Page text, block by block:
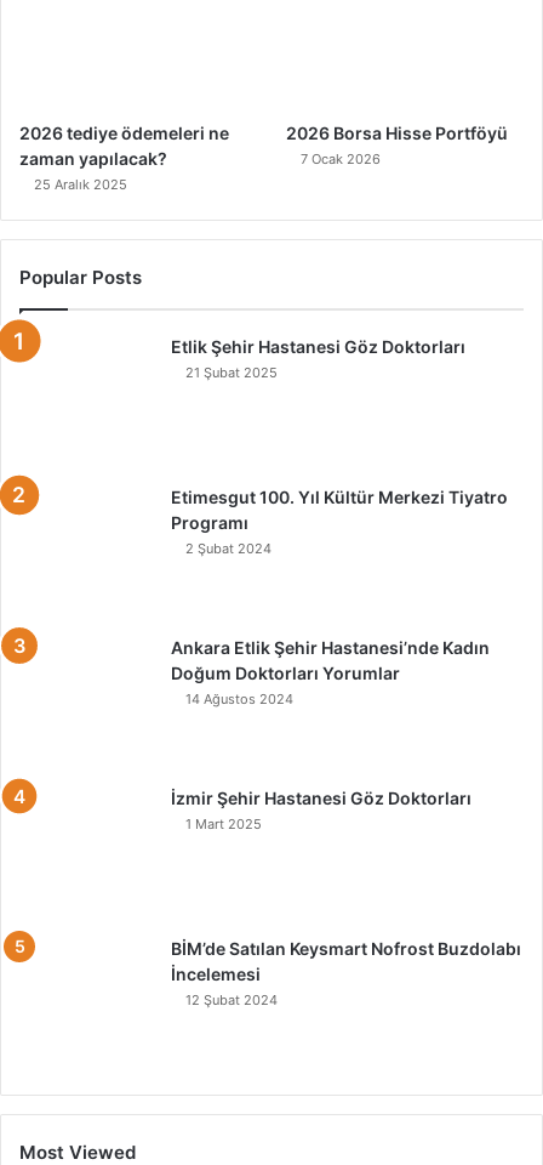
2026 tediye ödemeleri ne
zaman yapılacak?
25 Aralık 2025
2026 Borsa Hisse Portföyü
7 Ocak 2026
Popular Posts
Etlik Şehir Hastanesi Göz Doktorları
21 Şubat 2025
Etimesgut 100. Yıl Kültür Merkezi Tiyatro
Programı
2 Şubat 2024
Ankara Etlik Şehir Hastanesi’nde Kadın
Doğum Doktorları Yorumlar
14 Ağustos 2024
İzmir Şehir Hastanesi Göz Doktorları
1 Mart 2025
BİM’de Satılan Keysmart Nofrost Buzdolabı
İncelemesi
12 Şubat 2024
Most Viewed